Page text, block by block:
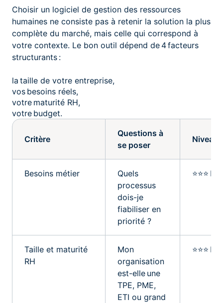
Choisir un logiciel de gestion des ressources
humaines ne consiste pas à retenir la solution la plus
complète du marché, mais celle qui correspond à
votre contexte. Le bon outil dépend de 4 facteurs
structurants :
la taille de votre entreprise,
vos besoins réels,
votre maturité RH,
votre budget.
Critère
Questions à
se poser
Niveau
Besoins métier
Quels
processus
dois-je
fiabiliser en
priorité ?
⭐⭐⭐
Taille et maturité
RH
Mon
organisation
est-elle une
TPE, PME,
ETI ou grand
⭐⭐⭐